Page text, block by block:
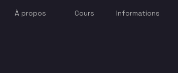
À propos Cours Informations